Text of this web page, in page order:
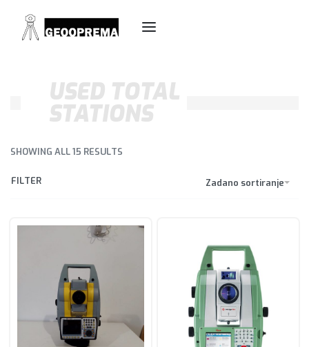
USED TOTAL
STATIONS
SHOWING ALL 15 RESULTS
Zadano sortiranje
FILTER